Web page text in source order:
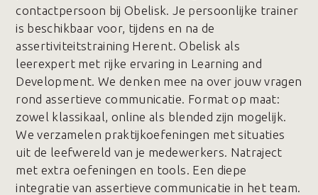
contactpersoon bij Obelisk. Je persoonlijke trainer
is beschikbaar voor, tijdens en na de
assertiviteitstraining Herent. Obelisk als
leerexpert met rijke ervaring in Learning and
Development. We denken mee na over jouw vragen
rond assertieve communicatie. Format op maat:
zowel klassikaal, online als blended zijn mogelijk.
We verzamelen praktijkoefeningen met situaties
uit de leefwereld van je medewerkers. Natraject
met extra oefeningen en tools. Een diepe
integratie van assertieve communicatie in het team.